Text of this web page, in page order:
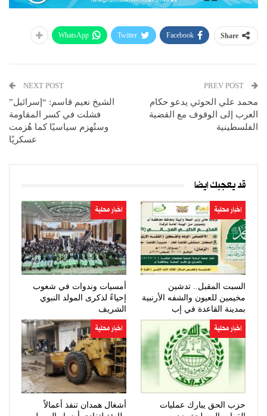
Share
Facebook
Twitter
WhatsApp
محمد علي الحوثي يدعو حكام
العرب إلى الوقوف مع القضية
الفلسطينية
NEXT POST
الشيخ نعيم قاسم: “إسرائيل”
فشلت في كسر المقاومة
وستُهزم سياسيًا كما هُزمت
عسكريًا
قد يعجبك ايضا
اخبار محلية
السبت المقبل.. تدشين
مخيمين للعيون والشفه الأرنبية
بمدينة القاعدة في إب
اخبار محلية
أمسيات وندوات في شعوب
إحياءً لذكرى المولد النبوي
الشريف
اخبار محلية
حزب الحق يبارك عمليات
اخبار محلية
أشغال همدان تنفذ أعمالاً